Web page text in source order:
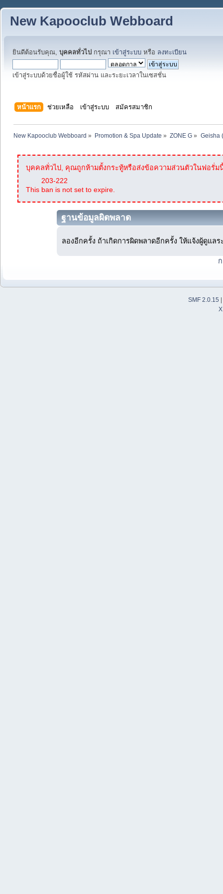
New Kapooclub Webboard
ยินดีต้อนรับคุณ, บุคคลทั่วไป กรุณา เข้าสู่ระบบ หรือ ลงทะเบียน
เข้าสู่ระบบด้วยชื่อผู้ใช้ รหัสผ่าน และระยะเวลาในเซสชั่น
หน้าแรก ช่วยเหลือ เข้าสู่ระบบ สมัครสมาชิก
New Kapooclub Webboard » Promotion & Spa Update » ZONE G » Geisha
บุคคลทั่วไป, คุณถูกห้ามตั้งกระทู้หรือส่งข้อความส่วนตัวในฟอรั่ม
203-222
This ban is not set to expire.
ฐานข้อมูลผิดพลาด
ลองอีกครั้ง ถ้าเกิดการผิดพลาดอีกครั้ง ให้แจ้งผู้ดูแลร
SMF 2.0.15